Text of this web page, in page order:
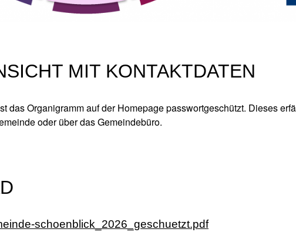
MIT KONTAKTDATEN
das Organigramm auf der Homepage passwortgeschützt. Dieses
oder über das Gemeindebüro.
schoenblick_2026_geschuetzt.pdf